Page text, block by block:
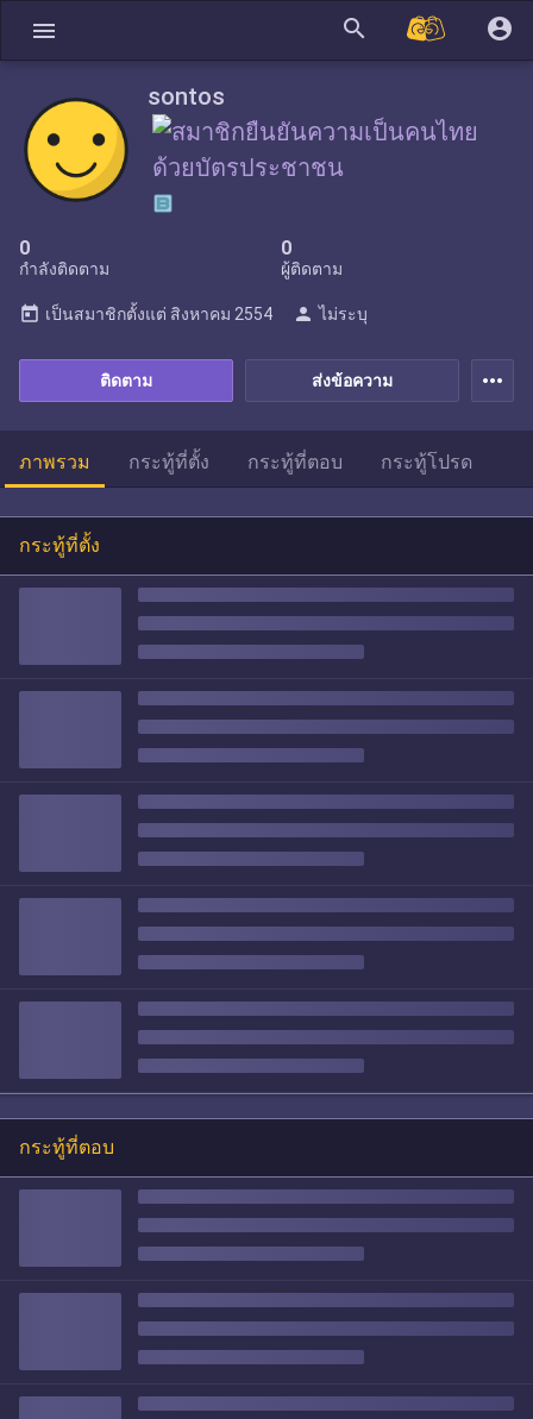
menu search account_circle
sontos
0
กำลังติดตาม
0
ผู้ติดตาม
ส่งข้อความ
ติดตาม
today เป็นสมาชิกตั้งแต่ สิงหาคม 2554 person ไม่ระบุ
more_horiz
ภาพรวม กระทู้ที่ตั้ง กระทู้ที่ตอบ กระทู้โปรด
กระทู้ที่ตั้ง
กระทู้ที่ตอบ